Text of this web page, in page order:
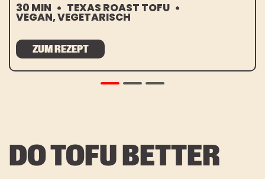
30 MIN TEXAS ROAST TOFU
VEGAN, VEGETARISCH
ZUM REZEPT
DO TOFU BETTER